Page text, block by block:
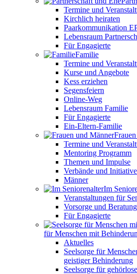
Termine und
Kirchlich heiraten
Paarkommunikation
Lebensraum
Für Engagierte
Familie
Termine und
Kurse und Angebote
Kess erziehen
Segensfeiern
Online-Weg
Lebensraum Familie
Für Engagierte
Ein-Eltern-Familie
Termine und
Mentoring Programm
Themen und Impulse
Verbände und
Männer
Im
Veranstaltungen für
Vorsorge und Beratung
Für Engagierte
für Menschen mit
Aktuelles
Seelsorge für
geistiger Behinderung
Seelsorge für